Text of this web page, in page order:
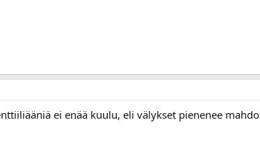
ei enää kuulu, eli välykset pienenee